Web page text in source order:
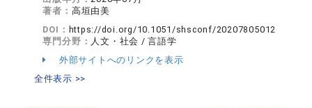
著者： 高垣由美
DOI： https://doi.org/10.1051/shsconf/20207805012
専門分野： 人文・社会 / 言語学
外部サイトへのリンクを表示
全件表示 >>